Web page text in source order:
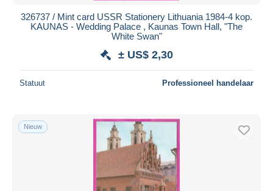
326737 / Mint card USSR Stationery Lithuania 1984-4 kop.
KAUNAS - Wedding Palace , Kaunas Town Hall, "The
White Swan"
± US$ 2,30
Statuut Professioneel handelaar
Nieuw